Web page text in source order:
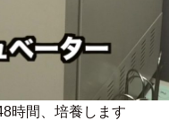
時間、培養します